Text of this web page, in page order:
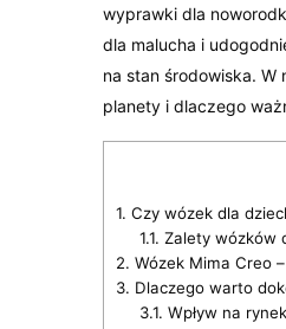
wyprawki dla
dla malucha i
na stan środowiska.
planety i dlaczego
1. Czy wózek dla
1.1. Zalety wózków
2. Wózek Mima Creo
3. Dlaczego warto
3.1. Wpływ na rynek